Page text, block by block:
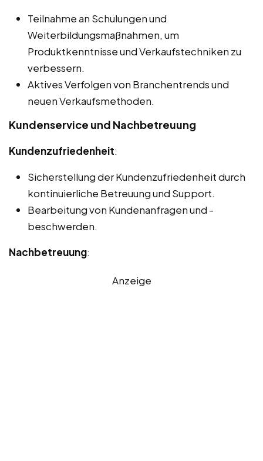
Teilnahme an Schulungen und
Weiterbildungsmaßnahmen, um
Produktkenntnisse und Verkaufstechniken zu
verbessern.
Aktives Verfolgen von Branchentrends und
neuen Verkaufsmethoden.
Kundenservice und Nachbetreuung
Kundenzufriedenheit:
Sicherstellung der Kundenzufriedenheit durch
kontinuierliche Betreuung und Support.
Bearbeitung von Kundenanfragen und -
beschwerden.
Nachbetreuung:
Anzeige